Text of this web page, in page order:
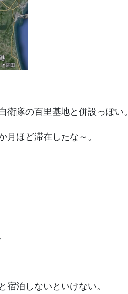
隊の百里基地と併設っぽい。
月ほど滞在したな～。
宿泊しないといけない。